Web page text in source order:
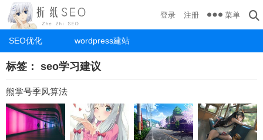
SEO优化 wordpress建站
登录 注册 菜单
标签： seo学习建议
熊掌号季风算法